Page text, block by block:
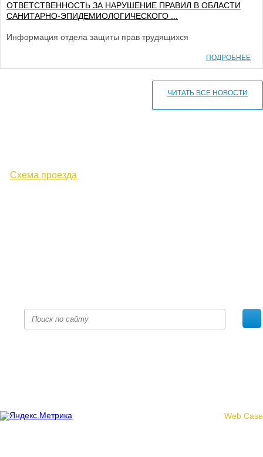
ОТВЕТСТВЕННОСТЬ ЗА НАРУШЕНИЕ ПРАВИЛ В ОБЛАСТИ
САНИТАРНО-ЭПИДЕМИОЛОГИЧЕСКОГО ...
Информация отдела защиты прав трудящихся
ПОДРОБНЕЕ
ЧИТАТЬ ВСЕ НОВОСТИ
Схема проезда
Web Case